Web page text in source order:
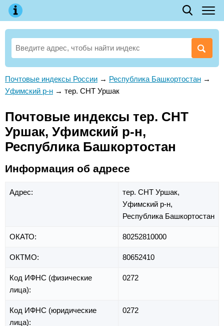
Почтовые индексы России → Республика Башкортостан →
Уфимский р-н → тер. СНТ Уршак
Почтовые индексы тер. СНТ
Уршак, Уфимский р-н,
Республика Башкортостан
Информация об адресе
Адрес:
тер. СНТ Уршак,
Уфимский р-н,
Республика Башкортостан
ОКАТО: 80252810000
ОКТМО: 80652410
Код ИФНС (физические
лица):
0272
Код ИФНС (юридические
лица):
0272